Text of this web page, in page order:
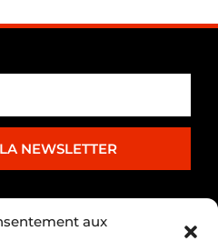
aux
NEWSLETTER